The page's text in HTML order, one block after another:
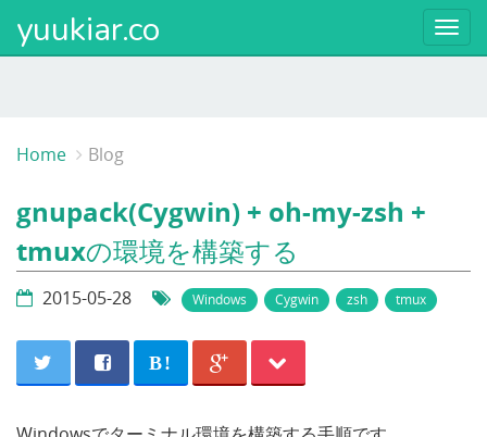
yuukiar.co
Home Blog
gnupack(Cygwin) + oh-my-zsh +
tmuxの環境を構築する
2015-05-28 Windows Cygwin zsh tmux
B!